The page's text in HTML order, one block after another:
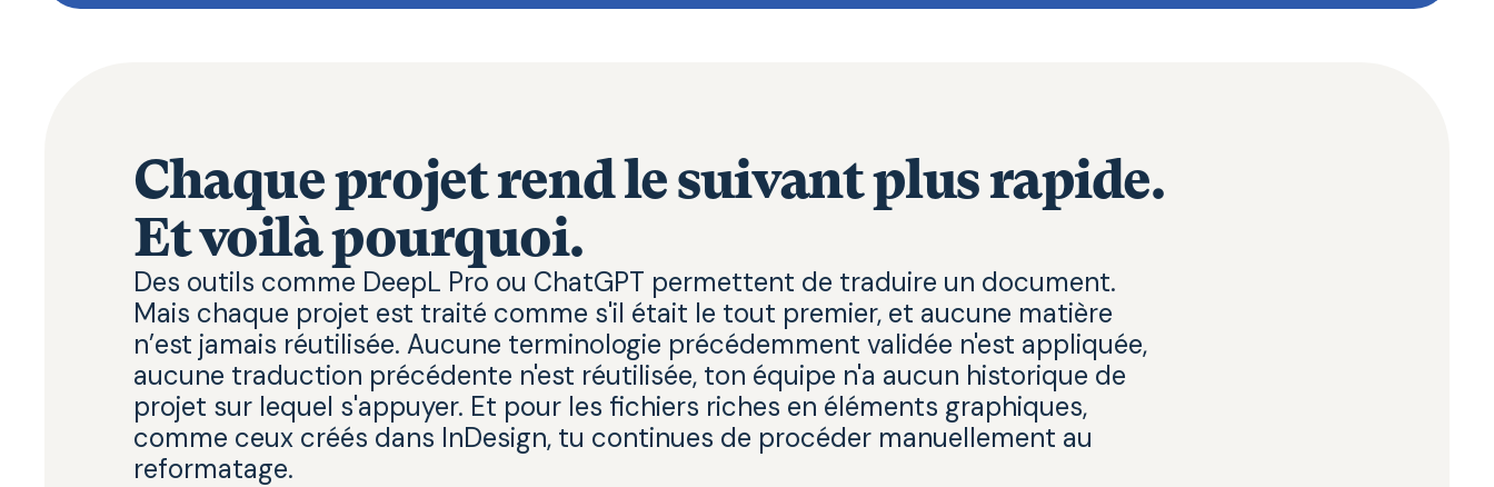
Chaque projet rend le suivant plus rapide.
Et voilà pourquoi.
Des outils comme DeepL Pro ou ChatGPT permettent de traduire un document.
Mais chaque projet est traité comme s'il était le tout premier, et aucune matière
n’est jamais réutilisée. Aucune terminologie précédemment validée n'est appliquée,
aucune traduction précédente n'est réutilisée, ton équipe n'a aucun historique de
projet sur lequel s'appuyer. Et pour les fichiers riches en éléments graphiques,
comme ceux créés dans InDesign, tu continues de procéder manuellement au
reformatage.